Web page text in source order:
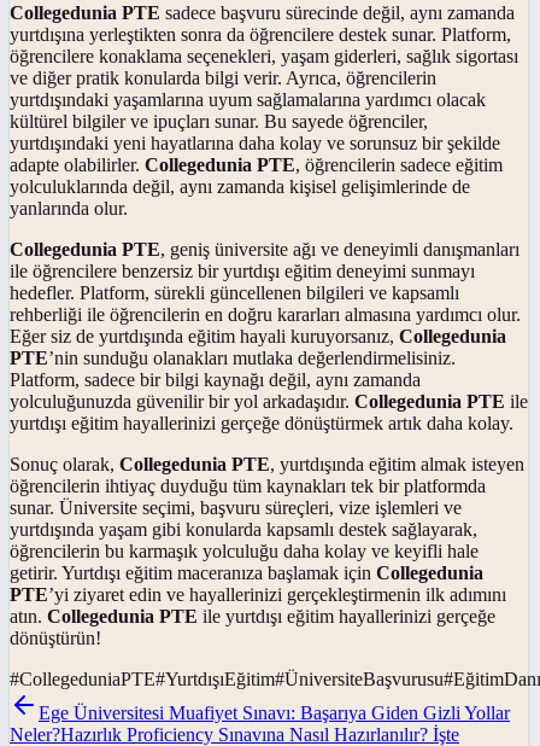
Collegedunia PTE sadece başvuru sürecinde değil, aynı zamanda
yurtdışına yerleştikten sonra da öğrencilere destek sunar. Platform,
öğrencilere konaklama seçenekleri, yaşam giderleri, sağlık sigortası
ve diğer pratik konularda bilgi verir. Ayrıca, öğrencilerin
yurtdışındaki yaşamlarına uyum sağlamalarına yardımcı olacak
kültürel bilgiler ve ipuçları sunar. Bu sayede öğrenciler,
yurtdışındaki yeni hayatlarına daha kolay ve sorunsuz bir şekilde
adapte olabilirler. Collegedunia PTE, öğrencilerin sadece eğitim
yolculuklarında değil, aynı zamanda kişisel gelişimlerinde de
yanlarında olur.
Collegedunia PTE, geniş üniversite ağı ve deneyimli danışmanları
ile öğrencilere benzersiz bir yurtdışı eğitim deneyimi sunmayı
hedefler. Platform, sürekli güncellenen bilgileri ve kapsamlı
rehberliği ile öğrencilerin en doğru kararları almasına yardımcı olur.
Eğer siz de yurtdışında eğitim hayali kuruyorsanız, Collegedunia
PTE’nin sunduğu olanakları mutlaka değerlendirmelisiniz.
Platform, sadece bir bilgi kaynağı değil, aynı zamanda
yolculuğunuzda güvenilir bir yol arkadaşıdır. Collegedunia PTE ile
yurtdışı eğitim hayallerinizi gerçeğe dönüştürmek artık daha kolay.
Sonuç olarak, Collegedunia PTE, yurtdışında eğitim almak isteyen
öğrencilerin ihtiyaç duyduğu tüm kaynakları tek bir platformda
sunar. Üniversite seçimi, başvuru süreçleri, vize işlemleri ve
yurtdışında yaşam gibi konularda kapsamlı destek sağlayarak,
öğrencilerin bu karmaşık yolculuğu daha kolay ve keyifli hale
getirir. Yurtdışı eğitim maceranıza başlamak için Collegedunia
PTE’yi ziyaret edin ve hayallerinizi gerçekleştirmenin ilk adımını
atın. Collegedunia PTE ile yurtdışı eğitim hayallerinizi gerçeğe
dönüştürün!
#CollegeduniaPTE#YurtdışıEğitim#ÜniversiteBaşvurusu#
Ege Üniversitesi Muafiyet Sınavı: Başarıya Giden Gizli Yollar
Neler?Hazırlık Proficiency Sınavına Nasıl Hazırlanılır? İşte